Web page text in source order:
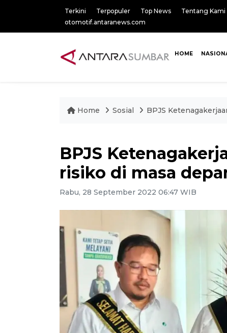
Terkini Terpopuler Top News Tentang Kami
otomotif.antaranews.com
HOME
Home Sosial BPJS
BPJS
risiko di masa
Rabu, 28 September 2022 06:47 WIB